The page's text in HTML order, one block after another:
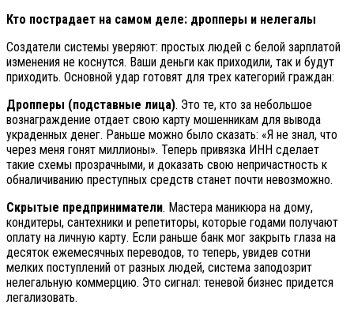
Кто пострадает на самом деле: дропперы и нелегалы
Создатели системы уверяют: простых людей с белой зарплатой
изменения не коснутся. Ваши деньги как приходили, так и будут
приходить. Основной удар готовят для трех категорий граждан:
Дропперы (подставные лица). Это те, кто за небольшое
вознаграждение отдает свою карту мошенникам для вывода
украденных денег. Раньше можно было сказать: «Я не знал, что
через меня гонят миллионы». Теперь привязка ИНН сделает
такие схемы прозрачными, и доказать свою непричастность к
обналичиванию преступных средств станет почти невозможно.
Скрытые предприниматели. Мастера маникюра на дому,
кондитеры, сантехники и репетиторы, которые годами получают
оплату на личную карту. Если раньше банк мог закрыть глаза на
десяток ежемесячных переводов, то теперь, увидев сотни
мелких поступлений от разных людей, система заподозрит
нелегальную коммерцию. Это сигнал: теневой бизнес придется
легализовать.